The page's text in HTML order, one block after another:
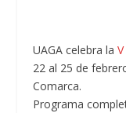
UAGA celebra la
22 al 25 de
Comarca.
Programa